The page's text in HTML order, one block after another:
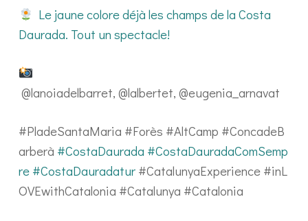
Le jaune colore déjà les champs de la Costa
Daurada. Tout un spectacle!
@lanoiadelbarret, @lalbertet, @eugenia_arnavat
#PladeSantaMaria #Forès #AltCamp #ConcadeB
arberà #CostaDaurada #CostaDauradaComSemp
re #CostaDauradatur #CatalunyaExperience #inL
OVEwithCatalonia #Catalunya #Catalonia